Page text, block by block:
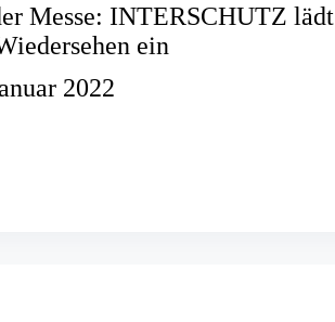
Messe: INTERSCHUTZ lädt
ein
2022